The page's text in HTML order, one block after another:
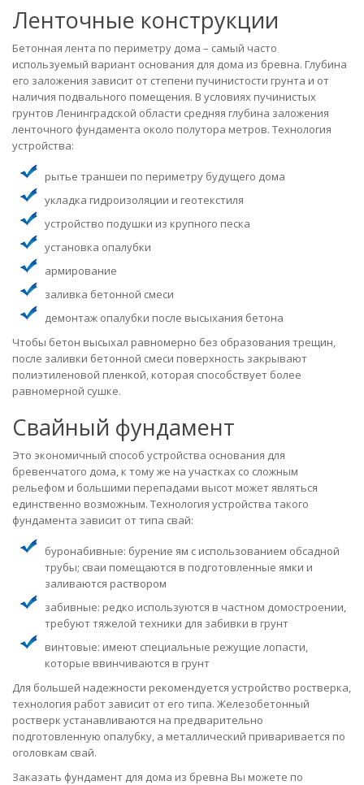
Ленточные конструкции
Бетонная лента по периметру дома – самый часто
используемый вариант основания для дома из бревна. Глубина
его заложения зависит от степени пучинистости грунта и от
наличия подвального помещения. В условиях пучинистых
грунтов Ленинградской области средняя глубина заложения
ленточного фундамента около полутора метров. Технология
устройства:
рытье траншеи по периметру будущего дома
укладка гидроизоляции и геотекстиля
устройство подушки из крупного песка
установка опалубки
армирование
заливка бетонной смеси
демонтаж опалубки после высыхания бетона
Чтобы бетон высыхал равномерно без образования трещин,
после заливки бетонной смеси поверхность закрывают
полиэтиленовой пленкой, которая способствует более
равномерной сушке.
Свайный фундамент
Это экономичный способ устройства основания для
бревенчатого дома, к тому же на участках со сложным
рельефом и большими перепадами высот может являться
единственно возможным. Технология устройства такого
фундамента зависит от типа свай:
буронабивные: бурение ям с использованием обсадной
трубы; сваи помещаются в подготовленные ямки и
заливаются раствором
забивные: редко используются в частном домостроении,
требуют тяжелой техники для забивки в грунт
винтовые: имеют специальные режущие лопасти,
которые ввинчиваются в грунт
Для большей надежности рекомендуется устройство ростверка,
технология работ зависит от его типа. Железобетонный
ростверк устанавливаются на предварительно
подготовленную опалубку, а металлический приваривается по
оголовкам свай.
Заказать фундамент для дома из бревна Вы можете по